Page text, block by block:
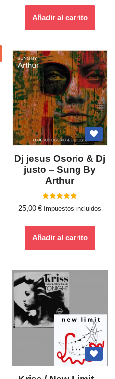
Añadir al carrito
Dj jesus Osorio & Dj
justo – Sung By
Arthur
Valorado
con
25,00 € Impuestos incluidos
Añadir al carrito